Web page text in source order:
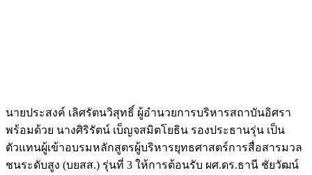
นายประสงค์ เลิศรัตนวิสุทธิ์ ผู้อำนวยการบริหารสถาบันอิศรา
พร้อมด้วย นางศิริรัตน์ เบ็ญจสมิตโยธิน รองประธานรุ่น เป็น
ตัวแทนผู้เข้าอบรมหลักสูตรผู้บริหารยุทธศาสตร์การสื่อสารมวล
ชนระดับสูง (บยสส.) รุ่นที่ 3 ให้การต้อนรับ ผศ.ดร.ธานี ชัยวัฒน์